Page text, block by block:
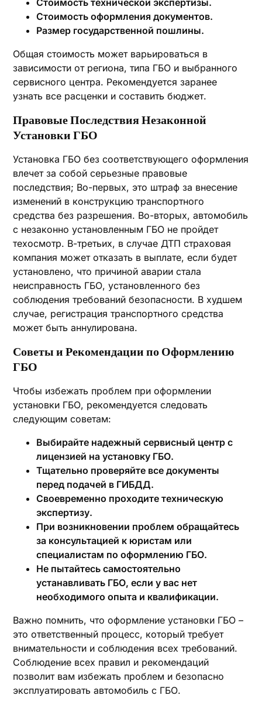
Стоимость технической экспертизы.
Стоимость оформления документов.
Размер государственной пошлины.
Общая стоимость может варьироваться в
зависимости от региона, типа ГБО и выбранного
сервисного центра. Рекомендуется заранее
узнать все расценки и составить бюджет.
Правовые Последствия Незаконной
Установки ГБО
Установка ГБО без соответствующего оформления
влечет за собой серьезные правовые
последствия; Во-первых, это штраф за внесение
изменений в конструкцию транспортного
средства без разрешения. Во-вторых, автомобиль
с незаконно установленным ГБО не пройдет
техосмотр. В-третьих, в случае ДТП страховая
компания может отказать в выплате, если будет
установлено, что причиной аварии стала
неисправность ГБО, установленного без
соблюдения требований безопасности. В худшем
случае, регистрация транспортного средства
может быть аннулирована.
Советы и Рекомендации по Оформлению
ГБО
Чтобы избежать проблем при оформлении
установки ГБО, рекомендуется следовать
следующим советам:
Выбирайте надежный сервисный центр с
лицензией на установку ГБО.
Тщательно проверяйте все документы
перед подачей в ГИБДД.
Своевременно проходите техническую
экспертизу.
При возникновении проблем обращайтесь
за консультацией к юристам или
специалистам по оформлению ГБО.
Не пытайтесь самостоятельно
устанавливать ГБО, если у вас нет
необходимого опыта и квалификации.
Важно помнить, что оформление установки ГБО –
это ответственный процесс, который требует
внимательности и соблюдения всех требований.
Соблюдение всех правил и рекомендаций
позволит вам избежать проблем и безопасно
эксплуатировать автомобиль с ГБО.